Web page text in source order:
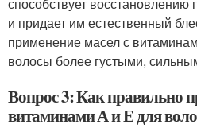
и придает им естественный
применение масел с
волосы более густыми,
Вопрос 3: Как правильно
витаминами А и Е для